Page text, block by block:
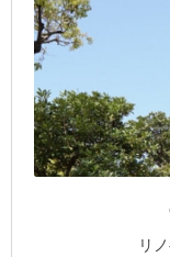
リ